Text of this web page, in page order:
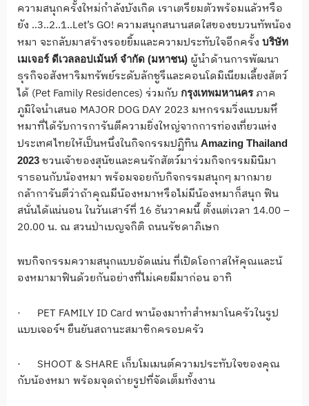
ความสนุกครั้งใหม่กำลังบังเกิด เราเตรียมตัวพร้อมแล้วหรือ
ยัง ..3..2..1..Let’s GO! ความสนุกสนานสดใสของขบวนทัพน้อง
หมา จะกลับมาสร้างรอยยิ้มและความประทับใจอีกครั้ง บริษัท
เมเจอร์ ดีเวลลอปเม้นท์ จำกัด (มหาชน) ผู้นำด้านการพัฒนา
ธุรกิจอสังหาริมทรัพย์ระดับลักชูรีและคอนโดมิเนียมเลี้ยงสัตว์
ได้ (Pet Family Residences) ร่วมกับ กรุงเทพมหานครภาค
ภูมิใจนำเสนอ MAJOR DOG DAY 2023 มหกรรมวิ่งแบบมหึ
หมาที่ได้รับการการันตีความยิ่งใหญ่จากการท่องเที่ยวแห่ง
ประเทศไทยให้เป็นหนึ่งในกิจกรรมปฏิทิน Amazing Thailand
2023 ชวนเจ้าของสุนัขและคนรักสัตว์มาร่วมกิจกรรมมินิมา
ราธอนกับน้องหมา พร้อมจอยกับกิจกรรมสนุกๆ มากมาย
กล้าการันตีว่าถ้าคุณมีน้องหมาหรือไม่มีน้องหมาก็สนุก ฟิน
สนั่นได้แน่นอน ในวันเสาร์ที่ 16 ธันวาคมนี้ ตั้งแต่เวลา 14.00 –
20.00 น. ณ สวนป่าเบญจกิติ ถนนรัชดาภิเษก
พบกิจกรรมความสนุกแบบอัดแน่น ที่เปิดโอกาสให้คุณและน้
องหมามาฟินด้วยกันอย่างที่ไม่เคยมีมาก่อน อาทิ
· PET FAMILY ID Card พาน้องมาทำสำหมาโนครัวในรูป
แบบเจอร์ฯ ยืนยันสถานะสมาชิกครอบครัว
· SHOOT & SHARE เก็บโมเมนต์ความประทับใจของคุณ
กับน้องหมา พร้อมจุดถ่ายรูปที่จัดเต็มทั้งงาน